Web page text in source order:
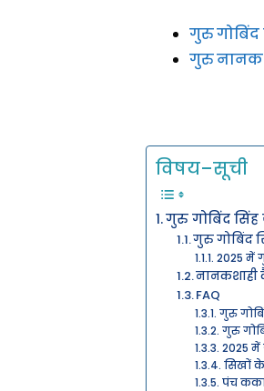
गुरु
गुरु नानक
विषय–सूची
गुरु गोबिंद सिंह
गुरु गोबिंद
2025 में
नानकशाही
FAQ
गुरु
गुरु
2025 में
सिखों
पंच